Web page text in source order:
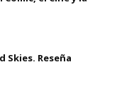
Skies. Reseña